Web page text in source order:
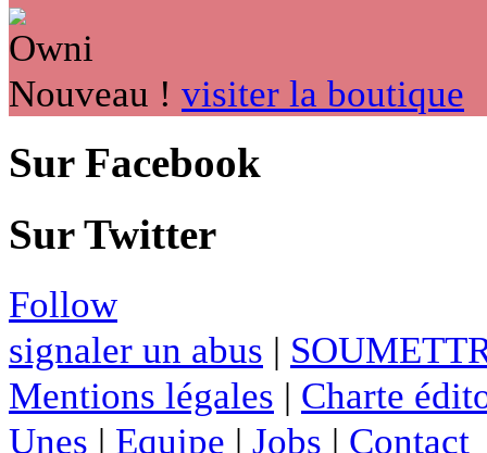
Nouveau ! visiter la boutique
Sur Facebook
Sur Twitter
Follow
signaler un abus |
Mentions légales | Charte
Unes | Equipe | Jobs | Contact